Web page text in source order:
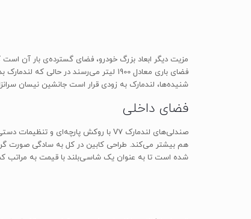
فضای باری معادل 1900 لیتر می‌رسند
شنیده‌ها، لندمارک به زودی قرار است جانشین نیسان
فضای داخلی
شده است تا به عنوان یک شاسی‌بلند با قیمت به مراتب